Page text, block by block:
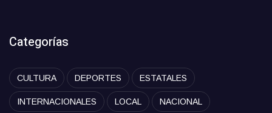
Categorías
CULTURA DEPORTES ESTATALES
INTERNACIONALES LOCAL NACIONAL